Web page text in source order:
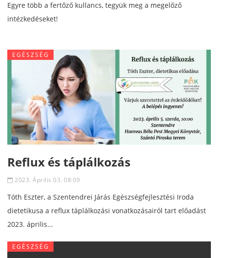
Egyre több a fertőző kullancs, tegyük meg a megelőző
intézkedéseket!
EGÉSZSÉG
Reflux és táplálkozás
2023. Április 03. 08:09
Tóth Eszter, a Szentendrei Járás Egészségfejlesztési Iroda
dietetikusa a reflux táplálkozási vonatkozásairól tart előadást
2023. április...
EGÉSZSÉG